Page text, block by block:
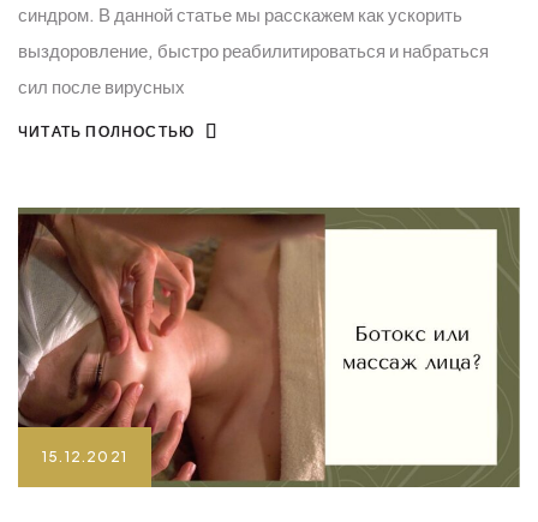
синдром. В данной статье мы расскажем как ускорить
выздоровление, быстро реабилитироваться и набраться
сил после вирусных
ЧИТАТЬ ПОЛНОСТЬЮ
15.12.2021